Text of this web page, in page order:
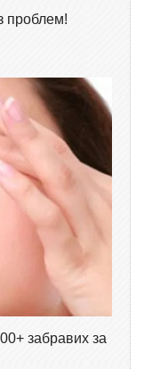
проблем!
забравих за